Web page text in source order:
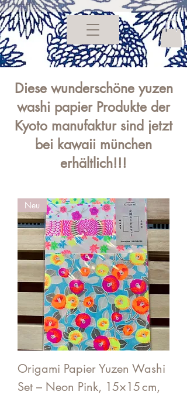
Diese wunderschöne yuzen
washi papier Produkte der
Kyoto manufaktur sind jetzt
bei kawaii münchen
erhältlich!!!
Neu
Origami Papier Yuzen Washi
Set – Neon Pink, 15×15 cm,